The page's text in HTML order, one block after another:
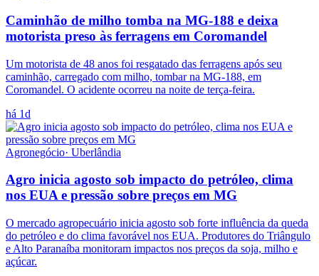
Caminhão de milho tomba na MG-188 e deixa
motorista preso às ferragens em Coromandel
Um motorista de 48 anos foi resgatado das ferragens após seu
caminhão, carregado com milho, tombar na MG-188, em
Coromandel. O acidente ocorreu na noite de terça-feira.
há 1d
Agronegócio· Uberlândia
Agro inicia agosto sob impacto do petróleo, clima
nos EUA e pressão sobre preços em MG
O mercado agropecuário inicia agosto sob forte influência da queda
do petróleo e do clima favorável nos EUA. Produtores do Triângulo
e Alto Paranaíba monitoram impactos nos preços da soja, milho e
açúcar.